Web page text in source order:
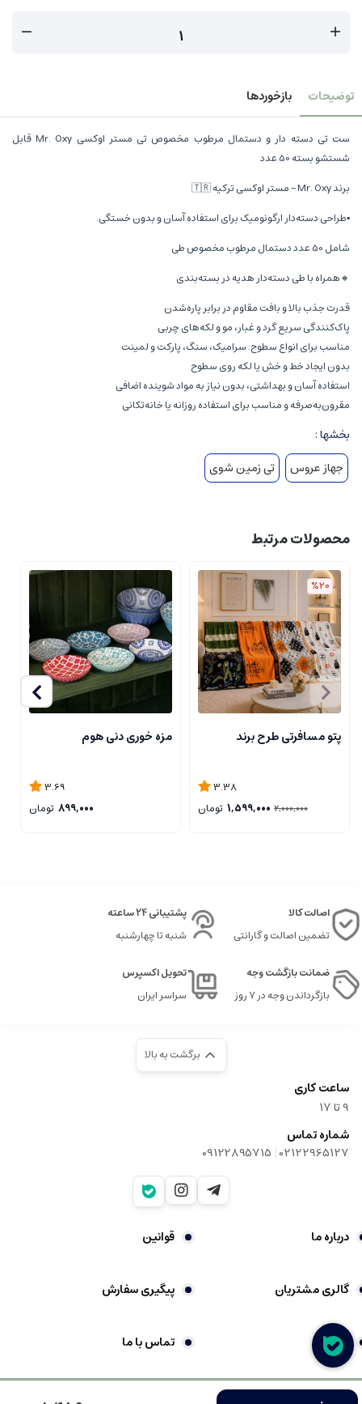
توضیحات بازخوردها
ست تی دسته دار و دستمال مرطوب مخصوص تی مستر اوکسی Mr. Oxy قابل
شستشو بسته 50 عدد
برند Mr. Oxy – مستر اوکسی ترکیه 🇹🇷
▪️طراحی دسته‌دار ارگونومیک برای استفاده آسان و بدون خستگی.
شامل 50 عدد دستمال مرطوب مخصوص طی
🔸️همراه با طی دسته‌دار هدیه در بسته‌بندی
قدرت جذب بالا و بافت مقاوم در برابر پاره‌شدن
پاک‌کنندگی سریع گرد و غبار، مو و لکه‌های چربی
مناسب برای انواع سطوح: سرامیک، سنگ، پارکت و لمینت
بدون ایجاد خط و خش یا لکه روی سطوح
استفاده آسان و بهداشتی، بدون نیاز به مواد شوینده اضافی
مقرون‌به‌صرفه و مناسب برای استفاده روزانه یا خانه‌تکانی
بخشها :
جهاز عروس
تی زمین شوی
محصولات مرتبط
%20
پتو مسافرتی طرح برند
3.38
2,000,000
1,599,000 تومان
مزه خوری دنی هوم
3.69
899,000 تومان
اصالت کالا
تضمین اصالت و گارانتی
پشتیبانی 24 ساعته
شنبه تا چهارشنبه
ضمانت بازگشت وجه
بازگرداندن وجه در ۷ روز
تحویل اکسپرس
سراسر ایران
برگشت به بالا
ساعت کاری
9‌ تا ۱۷
شماره تماس
02122965127
|
09122895715
درباره ما قوانین
گالری مشتریان پیگیری سفارش
شکایات تماس با ما
فروشگاه ساخته شده با شاپفا